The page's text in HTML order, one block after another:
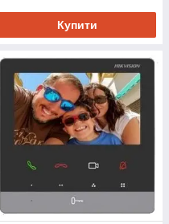
Купити